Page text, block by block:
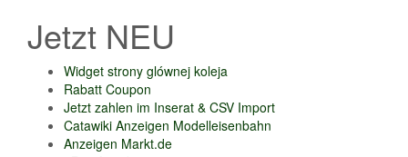
Jetzt NEU
Widget strony glównej koleja
Rabatt Coupon
Jetzt zahlen im Inserat & CSV Import
Catawiki Anzeigen Modelleisenbahn
Anzeigen Markt.de